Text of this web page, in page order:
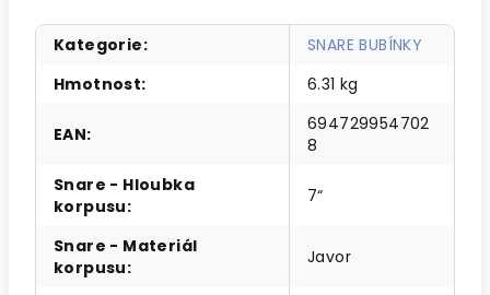
Kategorie:
SNARE BUBÍNKY
Hmotnost: 6.31 kg
EAN:
694729954702
8
Snare - Hloubka
korpusu: 7“
Snare - Materiál
korpusu: Javor